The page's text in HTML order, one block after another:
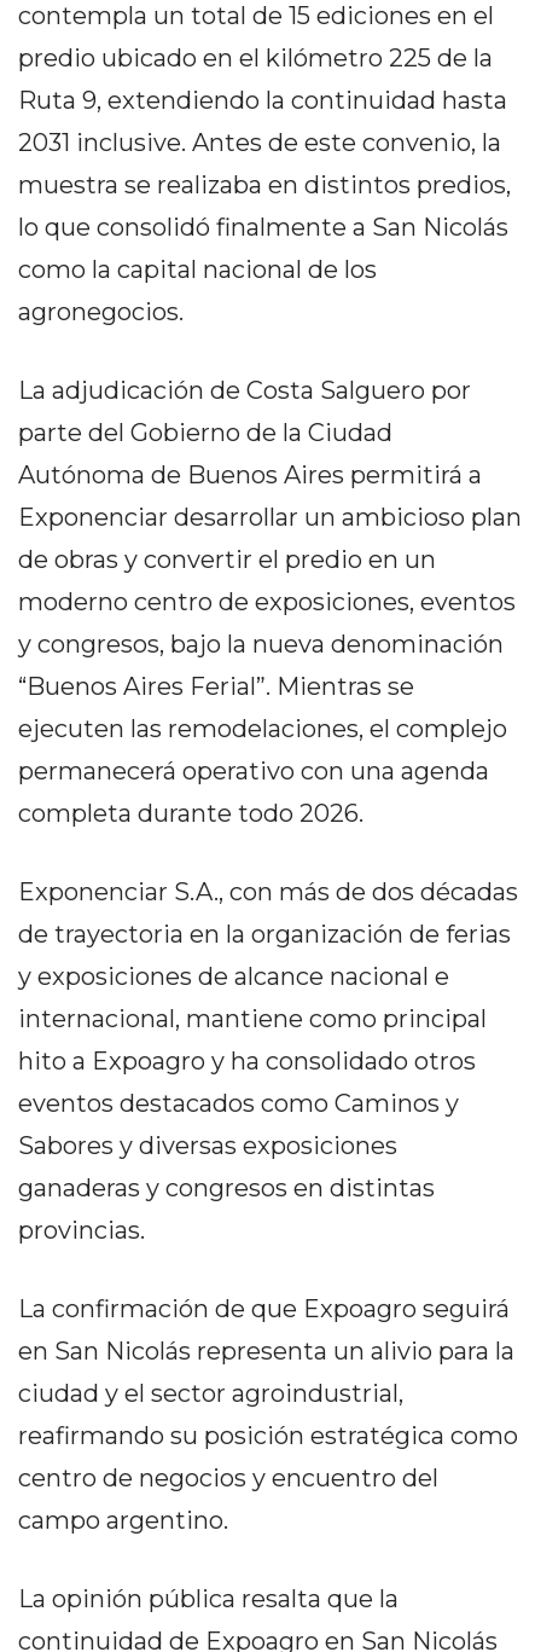
PRIVACIDAD
MAPA
DEL
SITIO
TAPA
DEL
DIA
REPORTERO
DEPORTIVO
GRUPO
INFOPBA
PUBLICITÁ
HOY
HORA
CLAVE
ROJAS
NOTICIAS
ARRECIFES
NOTICIAS
DE
SALTO
Y
CAMPANA
NOTICIAS
ZÁRATE
DE
CAMPANA
LA
CRUZ
(BUENOS
EL
MEJOR
contempla un total de 15 ediciones en el
predio ubicado en el kilómetro 225 de la
Ruta 9, extendiendo la continuidad hasta
2031 inclusive. Antes de este convenio, la
muestra se realizaba en distintos predios,
lo que consolidó finalmente a San Nicolás
como la capital nacional de los
agronegocios.
La adjudicación de Costa Salguero por
parte del Gobierno de la Ciudad
Autónoma de Buenos Aires permitirá a
Exponenciar desarrollar un ambicioso plan
de obras y convertir el predio en un
moderno centro de exposiciones, eventos
y congresos, bajo la nueva denominación
“Buenos Aires Ferial”. Mientras se
ejecuten las remodelaciones, el complejo
permanecerá operativo con una agenda
completa durante todo 2026.
Exponenciar S.A., con más de dos décadas
de trayectoria en la organización de ferias
y exposiciones de alcance nacional e
internacional, mantiene como principal
hito a Expoagro y ha consolidado otros
eventos destacados como Caminos y
Sabores y diversas exposiciones
ganaderas y congresos en distintas
provincias.
La confirmación de que Expoagro seguirá
en San Nicolás representa un alivio para la
ciudad y el sector agroindustrial,
reafirmando su posición estratégica como
centro de negocios y encuentro del
campo argentino.
La opinión pública resalta que la
continuidad de Expoagro en San Nicolás